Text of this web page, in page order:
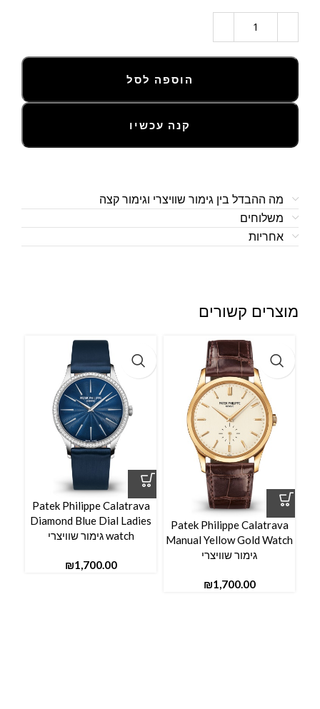
הוספה לסל
קנה עכשיו
מה ההבדל בין גימור שוויצרי וגימור קצה
משלוחים
אחריות
מוצרים קשורים
Patek Philippe Calatrava
Manual Yellow Gold Watch
גימור שוויצרי
₪
Patek Philippe Calatrava
Diamond Blue Dial Ladies
watch גימור שוויצרי
₪